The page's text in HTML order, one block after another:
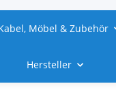
Möbel & Zubehör
Hersteller